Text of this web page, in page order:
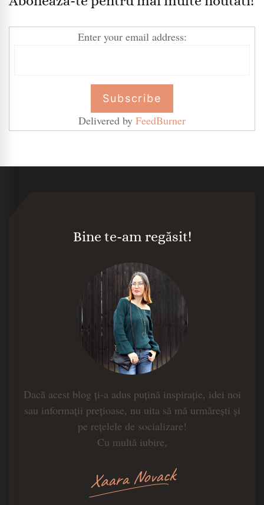
Enter your email address:
Delivered by FeedBurner
Bine te-am regăsit!
Dacă acest blog ți-a adus puțină inspirație, idei noi
sau informații prețioase, nu uita să mă urmărești și
pe rețelele de socializare!
Cu multă iubire,
Xaara Novack